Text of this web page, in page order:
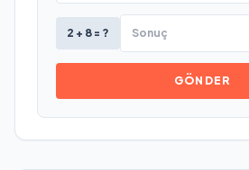
2 + 8 = ?
GÖNDER